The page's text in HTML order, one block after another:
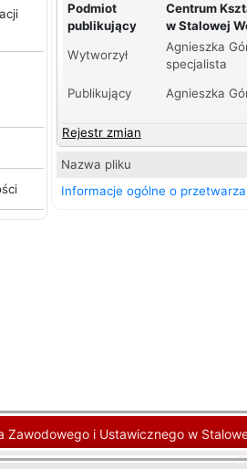
Podmiot
publikujący
Centrum
w Stalowej
Wytworzył
Agnieszka
specjalista
Publikujący
Agnieszka
Rejestr zmian
Nazwa pliku
Informacje ogólne o
Zawodowego i Ustawicznego w